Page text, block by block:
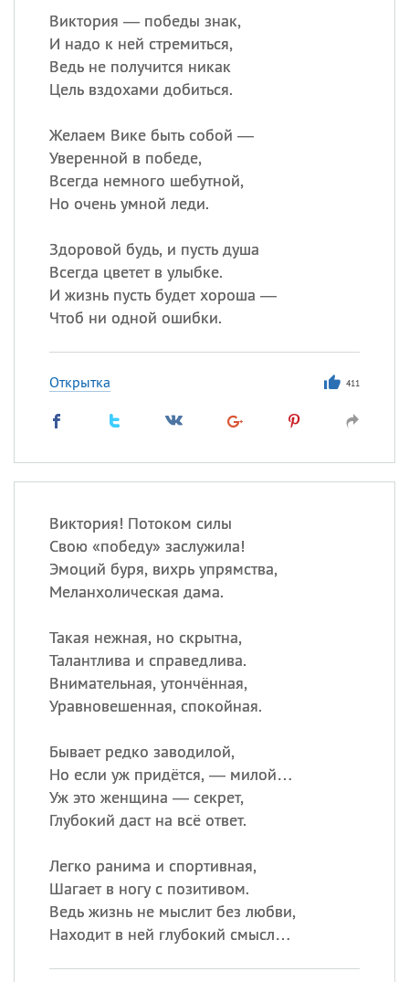
Виктория — победы знак,
И надо к ней стремиться,
Ведь не получится никак
Цель вздохами добиться.
Желаем Вике быть собой —
Уверенной в победе,
Всегда немного шебутной,
Но очень умной леди.
Здоровой будь, и пусть душа
Всегда цветет в улыбке.
И жизнь пусть будет хороша —
Чтоб ни одной ошибки.
Открытка 411
Виктория! Потоком силы
Свою «победу» заслужила!
Эмоций буря, вихрь упрямства,
Меланхолическая дама.
Такая нежная, но скрытна,
Талантлива и справедлива.
Внимательная, утончённая,
Уравновешенная, спокойная.
Бывает редко заводилой,
Но если уж придётся, — милой…
Уж это женщина — секрет,
Глубокий даст на всё ответ.
Легко ранима и спортивная,
Шагает в ногу с позитивом.
Ведь жизнь не мыслит без любви,
Находит в ней глубокий смысл…